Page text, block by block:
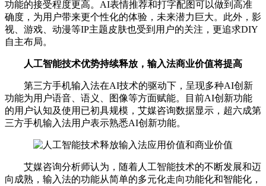
功能的接受程度更高。AI表情推荐和打字配图可以做到高准
确度，为用户带来更个性化的体验，未来潜力巨大。此外，影
视、游戏、动漫等IP主题皮肤也受到用户的关注，更追求DIY
自主布局。
人工智能技术优势持续释放，输入法商业价值将提高
第三方手机输入法在AI技术的驱动下，呈现多种AI创新
功能为用户语音、语义、图像等方面赋能。目前AI创新功能
的用户认知及使用已初具规模，艾媒咨询数据显示，超六成第
三方手机输入法用户表示熟悉AI创新功能。
艾媒咨询分析师认为，随着人工智能技术的不断发展和迈
向成熟，输入法的功能从简单的多元化走向功能化和智能化，